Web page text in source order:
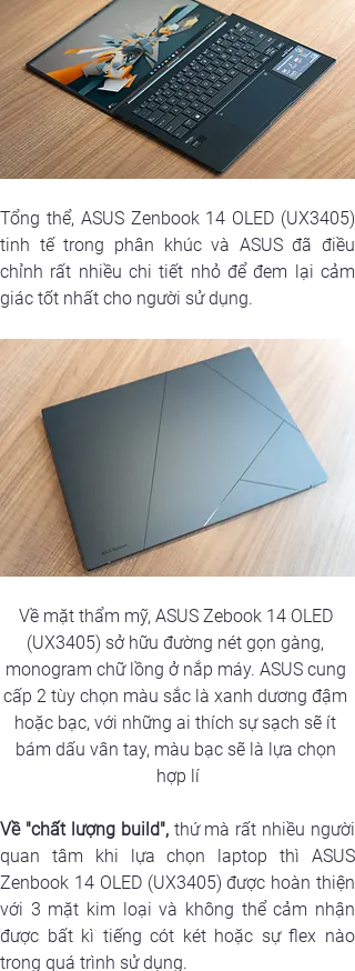
Tổng thể, ASUS Zenbook 14 OLED (UX3405)
tinh tế trong phân khúc và ASUS đã điều
chỉnh rất nhiều chi tiết nhỏ để đem lại cảm
giác tốt nhất cho người sử dụng.
Về mặt thẩm mỹ, ASUS Zebook 14 OLED
(UX3405) sở hữu đường nét gọn gàng,
monogram chữ lồng ở nắp máy. ASUS cung
cấp 2 tùy chọn màu sắc là xanh dương đậm
hoặc bạc, với những ai thích sự sạch sẽ ít
bám dấu vân tay, màu bạc sẽ là lựa chọn
hợp lí
Về "chất lượng build", thứ mà rất nhiều người
quan tâm khi lựa chọn laptop thì ASUS
Zenbook 14 OLED (UX3405) được hoàn thiện
với 3 mặt kim loại và không thể cảm nhận
được bất kì tiếng cót két hoặc sự flex nào
trong quá trình sử dụng.